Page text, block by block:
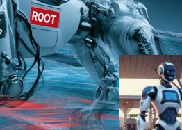
インフラニュー
GMO フィジカ
2026年6月22